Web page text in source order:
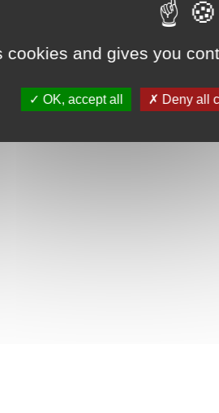
cookies and gives you
OK, accept all Deny all